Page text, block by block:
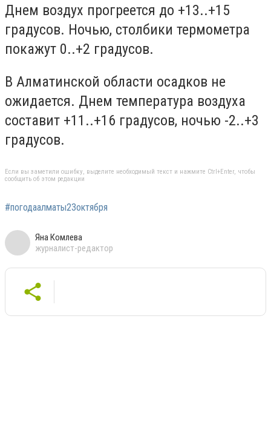
Днем воздух прогреется до +13..+15
градусов. Ночью, столбики термометра
покажут 0..+2 градусов.
В Алматинской области осадков не
ожидается. Днем температура воздуха
составит +11..+16 градусов, ночью -2..+3
градусов.
Если вы заметили ошибку, выделите необходимый текст и нажмите Ctrl+Enter, чтобы
сообщить об этом редакции
#погодаалматы23октября
Яна Комлева
журналист-редактор